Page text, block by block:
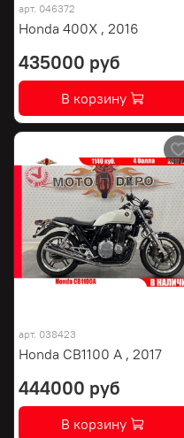
арт. 046372
Honda 400X , 2016
435000 руб
В корзину
арт. 038423
Honda CB1100 A , 2017
444000 руб
В корзину